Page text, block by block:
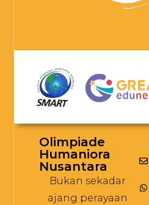
Olimpiade
Humaniora
Nusantara
Bukan sekadar
ajang perayaan